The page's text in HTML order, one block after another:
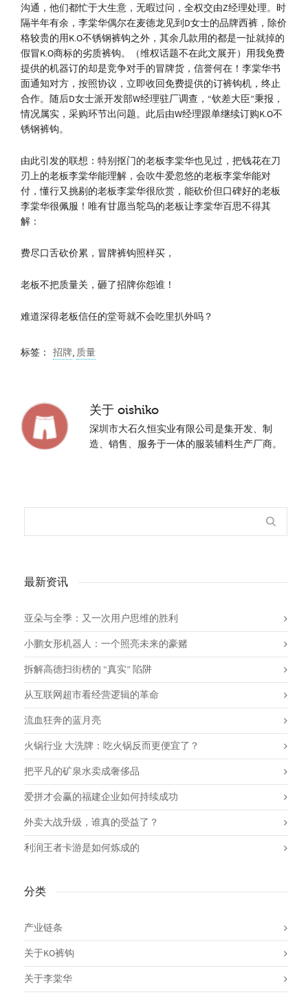
沟通，他们都忙于大生意，无暇过问，全权交由Z经理处理。时
隔半年有余，李棠华偶尔在麦德龙见到D女士的品牌西裤，除价
格较贵的用K.O不锈钢裤钩之外，其余几款用的都是一扯就掉的
假冒K.O商标的劣质裤钩。（维权话题不在此文展开）用我免费
提供的机器订的却是竞争对手的冒牌货，信誉何在！李棠华书
面通知对方，按照协议，立即收回免费提供的订裤钩机，终止
合作。随后D女士派开发部W经理驻厂调查，“钦差大臣”秉报，
情况属实，采购环节出问题。此后由W经理跟单继续订购K.O不
锈钢裤钩。
由此引发的联想：特别抠门的老板李棠华也见过，把钱花在刀
刃上的老板李棠华能理解，会吹牛爱忽悠的老板李棠华能对
付，懂行又挑剔的老板李棠华很欣赏，能砍价但口碑好的老板
李棠华很佩服！唯有甘愿当鸵鸟的老板让李棠华百思不得其
解：
费尽口舌砍价累，冒牌裤钩照样买，
老板不把质量关，砸了招牌你怨谁！
难道深得老板信任的堂哥就不会吃里扒外吗？
标签： 招牌, 质量
关于 oishiko
深圳市大石久恒实业有限公司是集开发、制
造、销售、服务于一体的服装辅料生产厂商。
最新资讯
亚朵与全季：又一次用户思维的胜利
小鹏女形机器人：一个照亮未来的豪赌
拆解高德扫街榜的 “真实” 陷阱
从互联网超市看经营逻辑的革命
流血狂奔的蓝月亮
火锅行业 大洗牌：吃火锅反而更便宜了？
把平凡的矿泉水卖成奢侈品
爱拼才会赢的福建企业如何持续成功
外卖大战升级，谁真的受益了？
利润王者卡游是如何炼成的
分类
产业链条
关于KO裤钩
关于李棠华